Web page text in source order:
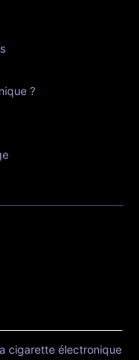
?
cigarette électronique